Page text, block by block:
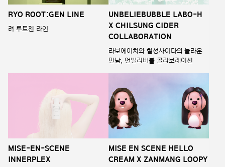
RYO ROOT:GEN LINE
려 루트젠 라인
UNBELIEBUBBLE LABO-H
X CHILSUNG CIDER
COLLABORATION
라보에이치와 칠성사이다의 놀라운
만남, 언빌리버블 콜라보레이션
MISE-EN-SCENE
INNERPLEX
MISE EN SCENE HELLO
CREAM X ZANMANG LOOPY